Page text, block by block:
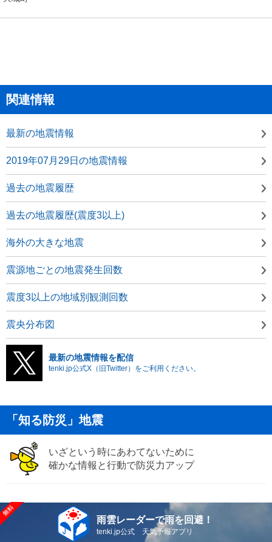
関連情報
最新の地震情報
2019年07月29日の地震情報
過去の地震履歴
過去の地震履歴(震度3以上)
海外の大きな地震
震源地ごとの地震発生回数
震度3以上の地域別観測回数
震央分布図
最新の地震情報を配信
tenki.jp公式X（旧Twitter）をご利用ください。
「知る防災」地震
いざという時にあわてないために
確かな情報と行動で防災力アップ
雨雲レーダーで雨を回避！
tenki.jp公式 天気予報アプリ